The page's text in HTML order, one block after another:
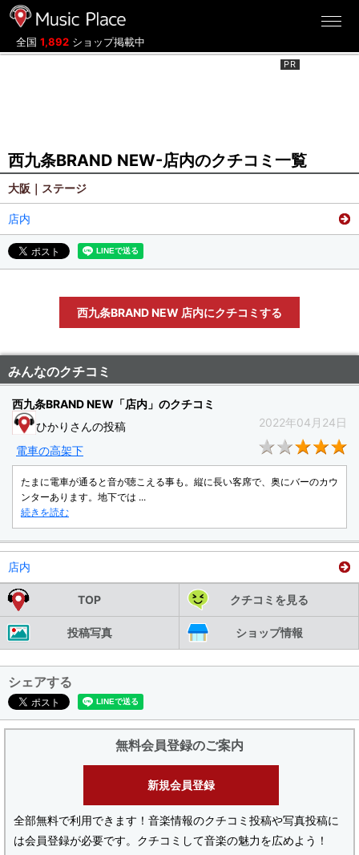
全国 1,892 ショップ掲載中
西九条BRAND NEW-店内のクチコミ一覧
大阪｜ステージ
店内
西九条BRAND NEW 店内にクチコミする
みんなのクチコミ
西九条BRAND NEW「店内」のクチコミ
ひかりさんの投稿
2022年04月24日
電車の高架下
たまに電車が通ると音が聴こえる事も。縦に長い客席で、奥にバーのカウ
ンターあります。地下では ...
続きを読む
店内
TOP クチコミを見る
投稿写真 ショップ情報
シェアする
無料会員登録のご案内
新規会員登録
全部無料で利用できます！音楽情報のクチコミ投稿や写真投稿に
は会員登録が必要です。クチコミして音楽の魅力を広めよう！